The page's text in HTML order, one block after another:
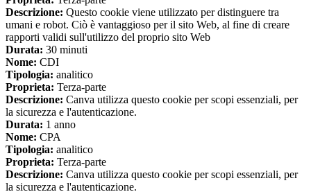
Descrizione: Questo cookie viene utilizzato per distinguere tra
umani e robot. Ciò è vantaggioso per il sito Web, al fine di creare
rapporti validi sull'utilizzo del proprio sito Web
Durata: 30 minuti
Nome: CDI
Tipologia: analitico
Proprieta: Terza-parte
Descrizione: Canva utilizza questo cookie per scopi essenziali, per
la sicurezza e l'autenticazione.
Durata: 1 anno
Nome: CPA
Tipologia: analitico
Proprieta: Terza-parte
Descrizione: Canva utilizza questo cookie per scopi essenziali, per
la sicurezza e l'autenticazione.